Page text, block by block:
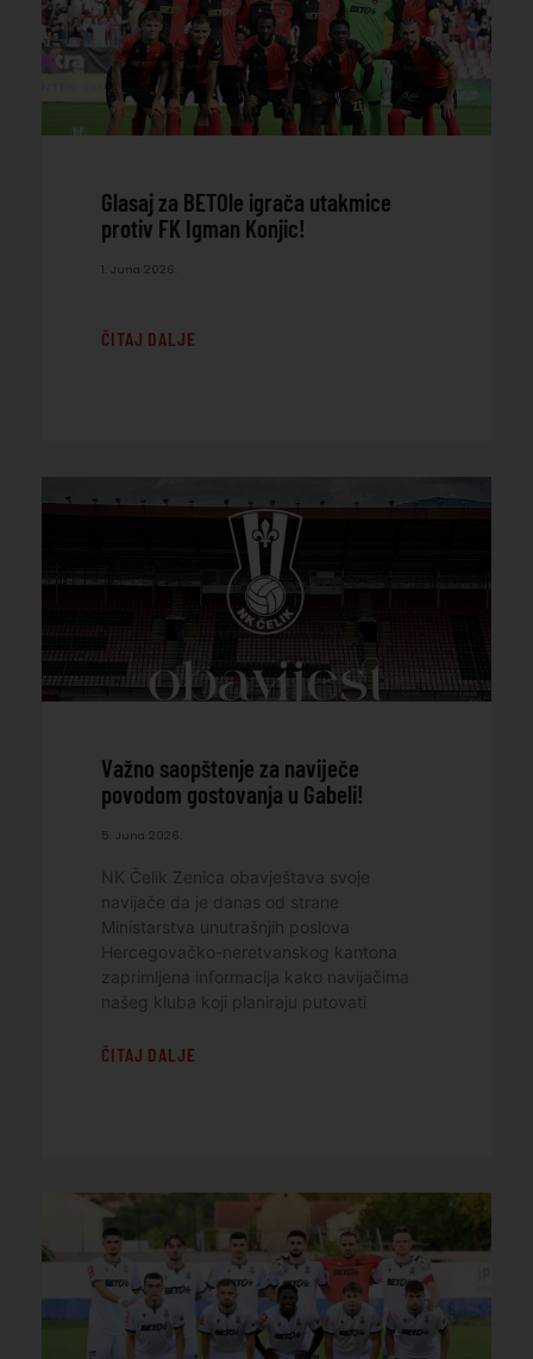
Glasaj za BETOle igrača utakmice
protiv FK Igman Konjic!
1. Juna 2026.
ČITAJ DALJE
Važno saopštenje za naviječe
povodom gostovanja u Gabeli!
5. Juna 2026.
NK Čelik Zenica obavještava svoje
navijače da je danas od strane
Ministarstva unutrašnjih poslova
Hercegovačko-neretvanskog kantona
zaprimljena informacija kako navijačima
našeg kluba koji planiraju putovati
ČITAJ DALJE